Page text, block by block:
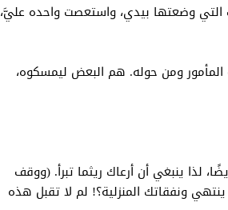
التي وضعتها بيدي، واستعصت واحده عليَّ،
ومن حوله. هم البعض ليمسكوه،
لذا ينبغي أن أرعاك ريثما تبرأ. (ووقف
ونفقاتك المنزلية؟! لم لا تقبل هذه